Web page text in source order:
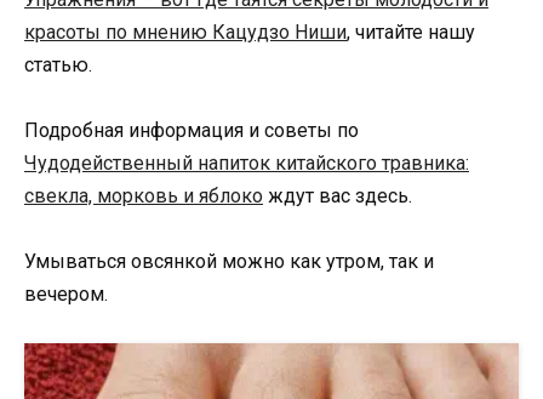
красоты по мнению Кацудзо Ниши, читайте нашу
статью.
Подробная информация и советы по
Чудодейственный напиток китайского травника:
свекла, морковь и яблоко ждут вас здесь.
Умываться овсянкой можно как утром, так и
вечером.